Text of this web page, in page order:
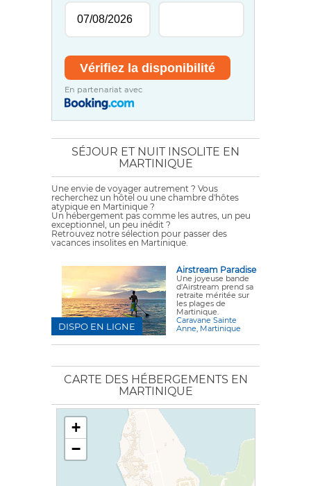
En partenariat avec
SÉJOUR ET NUIT INSOLITE EN
MARTINIQUE
Une envie de voyager autrement ? Vous
recherchez un hôtel ou une chambre d'hôtes
atypique en Martinique ?
Un hébergement pas comme les autres, un peu
exceptionnel, un peu inédit ?
Retrouvez notre sélection pour passer des
vacances insolites en Martinique.
Airstream Paradise
Une joyeuse bande
d'Airstream prend sa
retraite méritée sur
les plages de
Martinique.
Caravane Sainte
Anne, Martinique
DISPO EN LIGNE
CARTE DES HÉBERGEMENTS EN
MARTINIQUE
+
−